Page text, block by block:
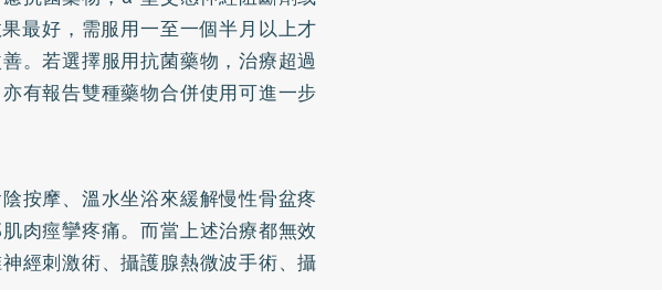
最好，需服用一至一個半月以上才
。若選擇服用抗菌藥物，治療超過
有報告雙種藥物合併使用可進一步
按摩、溫水坐浴來緩解慢性骨盆疼
肉痙攣疼痛。而當上述治療都無效
經刺激術、攝護腺熱微波手術、攝